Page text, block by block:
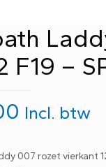
F19 –
Incl. btw
007 rozet vierkant